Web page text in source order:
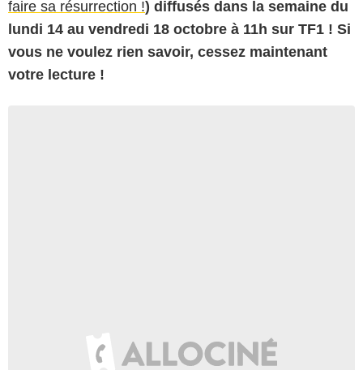
faire sa résurrection !) diffusés dans la semaine du
lundi 14 au vendredi 18 octobre à 11h sur TF1 ! Si
vous ne voulez rien savoir, cessez maintenant
votre lecture !